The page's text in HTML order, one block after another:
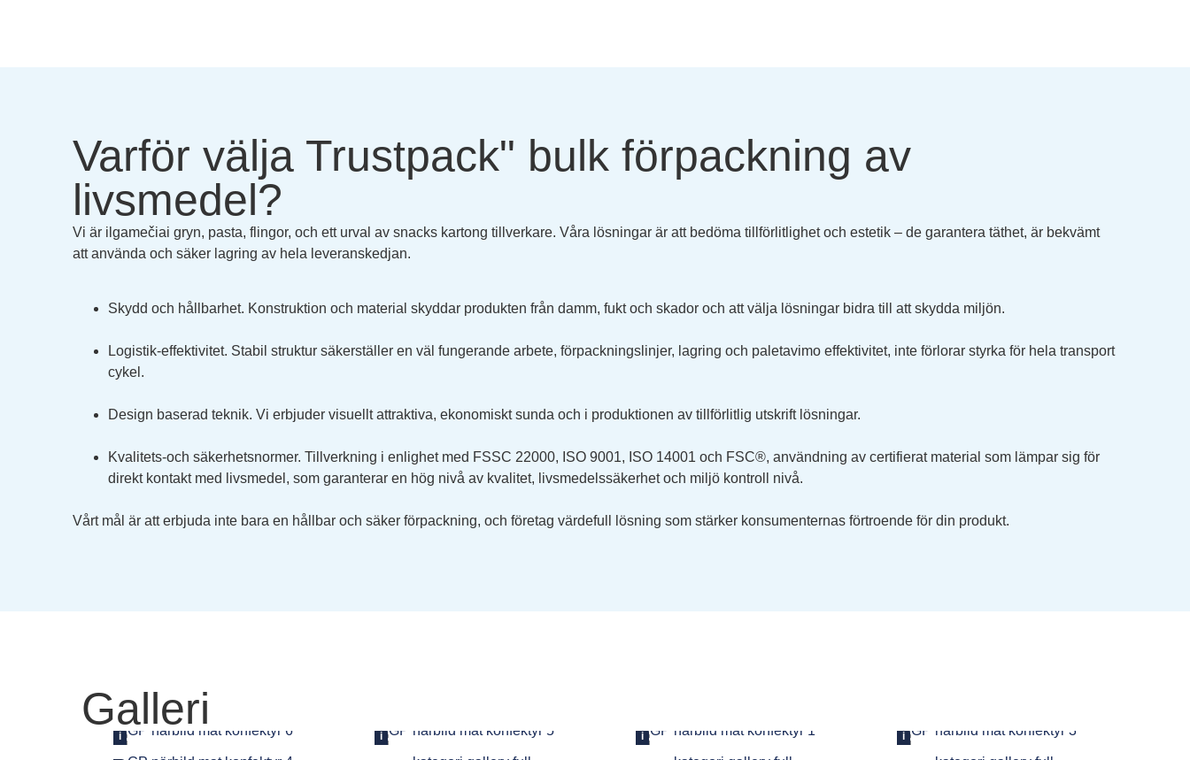
Varför välja Trustpack" bulk förpackning av
livsmedel?
Vi är ilgamečiai gryn, pasta, flingor, och ett urval av snacks kartong tillverkare. Våra lösningar är att bedöma tillförlitlighet och estetik – de garantera täthet, är bekvämt
att använda och säker lagring av hela leveranskedjan.
Skydd och hållbarhet. Konstruktion och material skyddar produkten från damm, fukt och skador och att välja lösningar bidra till att skydda miljön.
Logistik-effektivitet. Stabil struktur säkerställer en väl fungerande arbete, förpackningslinjer, lagring och paletavimo effektivitet, inte förlorar styrka för hela transport
cykel.
Design baserad teknik. Vi erbjuder visuellt attraktiva, ekonomiskt sunda och i produktionen av tillförlitlig utskrift lösningar.
Kvalitets-och säkerhetsnormer. Tillverkning i enlighet med FSSC 22000, ISO 9001, ISO 14001 och FSC®, användning av certifierat material som lämpar sig för
direkt kontakt med livsmedel, som garanterar en hög nivå av kvalitet, livsmedelssäkerhet och miljö kontroll nivå.
Vårt mål är att erbjuda inte bara en hållbar och säker förpackning, och företag värdefull lösning som stärker konsumenternas förtroende för din produkt.
Galleri
i i i i